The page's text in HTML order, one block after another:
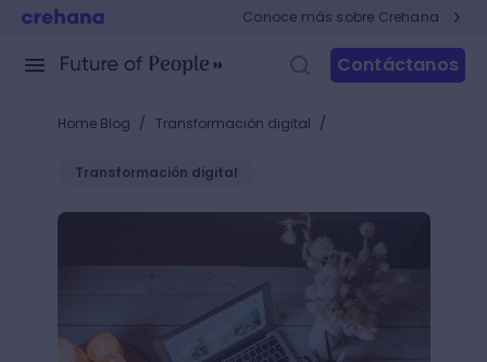
Conoce más sobre Crehana
Contáctanos
Home Blog / Transformación digital /
Transformación digital
Descubre cómo funciona Infolinks y gana dinero